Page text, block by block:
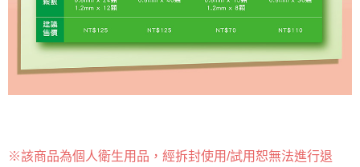
※該商品為個人衛生用品，經拆封使用/試用恕無法進行退